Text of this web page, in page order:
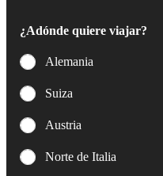
r
ó
n
c
*
¿Adónde quiere viajar?
Alemania
Suiza
Austria
Norte de Italia